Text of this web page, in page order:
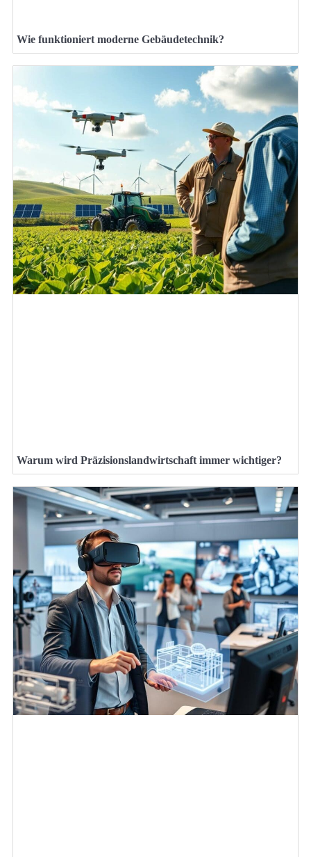
Wie funktioniert moderne Gebäudetechnik?
Warum wird Präzisionslandwirtschaft immer wichtiger?